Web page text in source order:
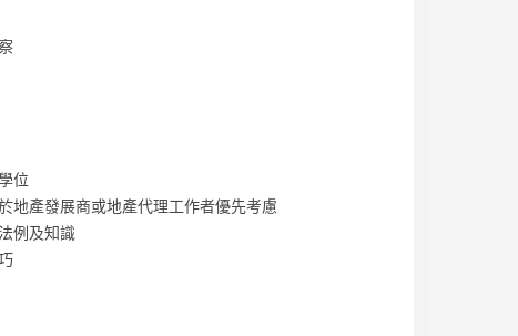
位
地產發展商或地產代理工作者優先考慮
例及知識